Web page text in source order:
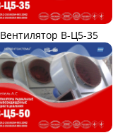
Вентилятор В-Ц5-35